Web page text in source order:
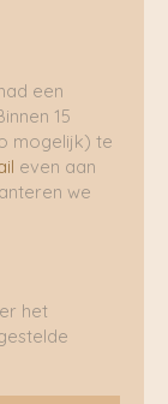
een
15
mogelijk) te
even aan
we
het